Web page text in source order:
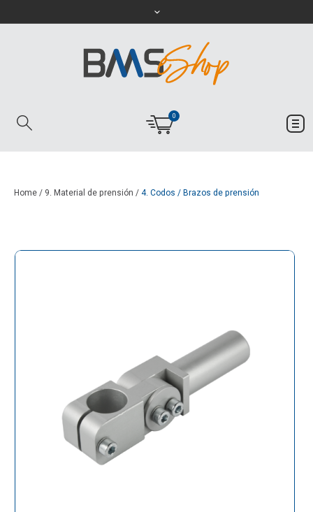
0
Home/ 9. Material de prensión /4. Codos / Brazos de prensión